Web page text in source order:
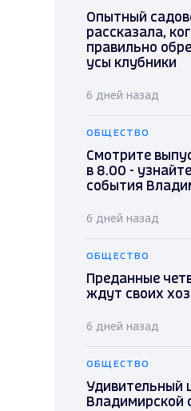
Опытный
рассказала,
правильно
усы клубники
6 дней назад
ОБЩЕСТВО
Смотрите
в 8.00 -
события
6 дней назад
ОБЩЕСТВО
Преданные
ждут своих
6 дней назад
ОБЩЕСТВО
Удивительный
Владимирской